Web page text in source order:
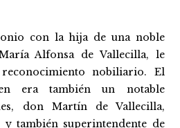
con la hija de una noble
Alfonsa de Vallecilla, le
nobiliario. El
era también un notable
don Martín de Vallecilla,
y también superintendente de